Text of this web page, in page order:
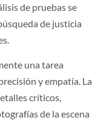
de pruebas se
de justicia
una tarea
y empatía. La
críticos,
de la escena